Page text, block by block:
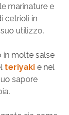
marinature e
cetrioli in
utilizzo.
in molte salse
teriyaki e nel
sapore